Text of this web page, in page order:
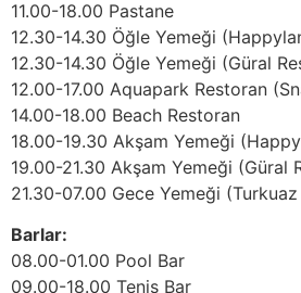
11.00-18.00 Pastane
12.30-14.30 Öğle Yemeği
12.30-14.30 Öğle Yemeği (Güral
12.00-17.00 Aquapark Restoran
14.00-18.00 Beach Restoran
18.00-19.30 Akşam Yemeği
19.00-21.30 Akşam Yemeği (Güral
21.30-07.00 Gece Yemeği
Barlar:
08.00-01.00 Pool Bar
09.00-18.00 Tenis Bar